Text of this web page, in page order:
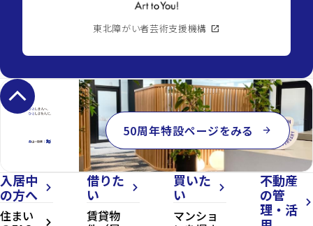
東北障がい者芸術支援機構 open_in_new
keyboard_arrow_up
50周年特設ページをみる arrow_forward
入居中
の方へ
arrow_forward_ios
住まい arrow_forward_ios
借りた
い
arrow_forward_ios
賃貸物
買いた
い
arrow_forward_ios
マンショ
不動産
の管
理・活
arrow_forward_ios